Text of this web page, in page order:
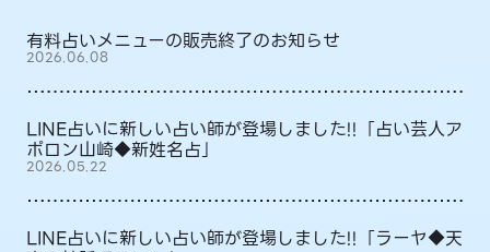
有料占いメニューの販売終了のお知らせ
2026.06.08
LINE占いに新しい占い師が登場しました!!「占い芸人ア
ポロン山崎◆新姓名占」
2026.05.22
LINE占いに新しい占い師が登場しました!!「ラーヤ◆天